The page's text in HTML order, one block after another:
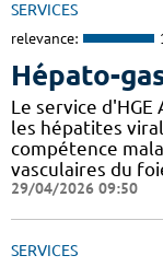
SERVICES
relevance:
Hépato-
Le service
les hépatites
compétence
vasculaires du
29/04/2026 09:50
SERVICES